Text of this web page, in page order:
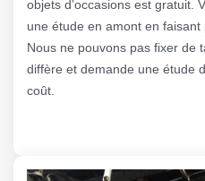
objets d’occasions est gratuit.
une étude en amont en faisant
Nous ne pouvons pas fixer de
diffère et demande une étude
coût.